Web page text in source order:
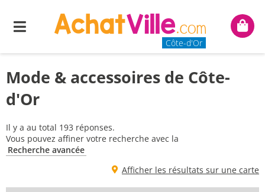
Menu
Côte-d'Or
Mon
Mode & accessoires de Côte-
d'Or
Il y a au total 193 réponses.
Vous pouvez affiner votre recherche avec la
Recherche avancée
Afficher les résultats sur une carte